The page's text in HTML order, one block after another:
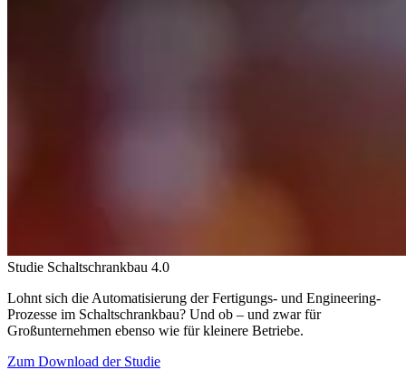
Studie Schaltschrankbau 4.0
Lohnt sich die Automatisierung der Fertigungs- und Engineering-
Prozesse im Schaltschrankbau? Und ob – und zwar für
Großunternehmen ebenso wie für kleinere Betriebe.
Zum Download der Studie